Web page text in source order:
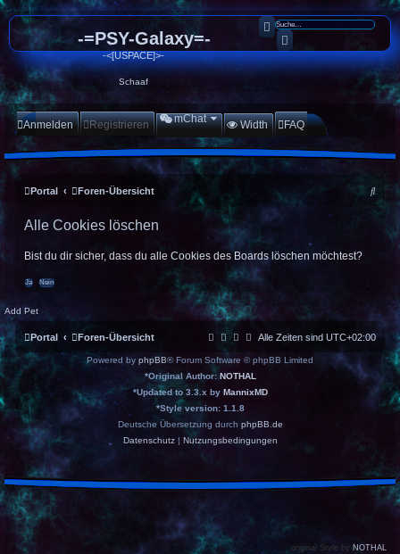
-=PSY-Galaxy=-
-<[USPACE]>-
Schaaf
Suche
Erweiterte Suche
Anmelden Registrieren mChat Width FAQ
Portal Foren-Übersicht
S
u
h
Alle Cookies löschen
Bist du dir sicher, dass du alle Cookies des Boards löschen möchtest?
Add Pet
Portal Foren-Übersicht Alle Zeiten sind UTC+02:00
Powered byphpBB® Forum Software © phpBB Limited
*Original Author: NOTHAL
*Updated to 3.3.x by MannixMD
*Style version: 1.1.8
Deutsche Übersetzung durch phpBB.de
Datenschutz| Nutzungsbedingungen
original Style by NOTHAL